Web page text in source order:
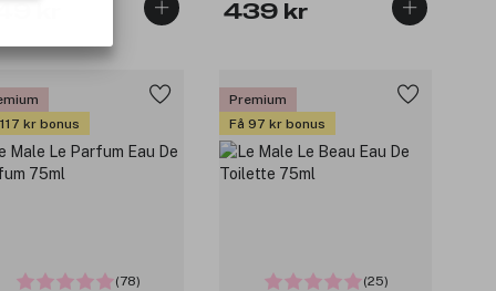
439 kr
kr bonus
(78)
Premium
Få 97 kr bonus
(25)